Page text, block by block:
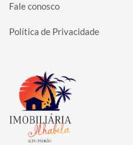
Fale conosco
Política de Privacidade
Página inicial